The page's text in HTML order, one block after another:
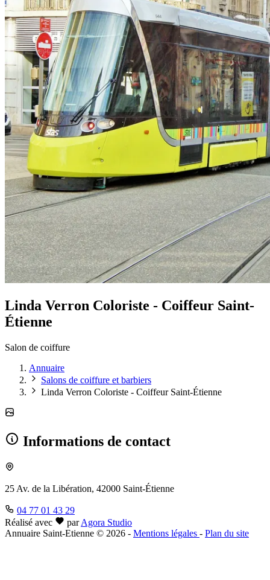
Linda Verron Coloriste - Coiffeur Saint-
Étienne
Salon de coiffure
Annuaire
Salons de coiffure et barbiers
Linda Verron Coloriste - Coiffeur Saint-Étienne
Informations de contact
25 Av. de la Libération, 42000 Saint-Étienne
04 77 01 43 29
Réalisé avec
par Agora Studio
Annuaire Saint-Etienne © 2026 - Mentions légales - Plan du site